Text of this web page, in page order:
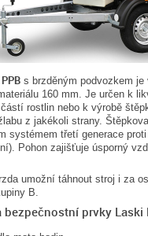
s brzděným podvozkem
160 mm. Je určen k
rostlin nebo k výrobě
z jakékoli strany.
systémem třetí generace
Pohon zajišťuje úsporný
umožní táhnout stroj i za
B.
bezpečnostní prvky Laski